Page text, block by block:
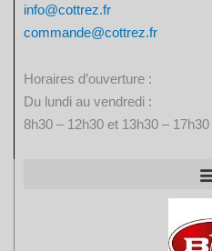
info@cottrez.fr
commande@cottrez.fr
Horaires d’ouverture :
Du lundi au vendredi :
8h30 – 12h30 et 13h30 – 17h30